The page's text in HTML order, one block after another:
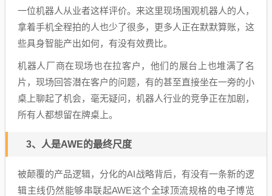
一位机器人从业者这样评价。来这里现场围观机器人的人，
拿着手机全程拍的人也少了很多，更多人正在默默算账，这
些具身智能产出如何，有没有效费比。
机器人厂商在现场也在拉客户，他们的展台上也堆满了名
片，现场回答潜在客户的问题，有的甚至直接坐在一旁的小
桌上聊起了机会，毫无疑问，机器人行业的竞争正在加剧，
所有人都想留在牌桌上。
3、人是AWE的最终尺度
被颠覆的产品逻辑，分化的AI战略背后，有没有一条新的逻
辑主线仍然能够串联起AWE这个全球顶流规格的电子博览